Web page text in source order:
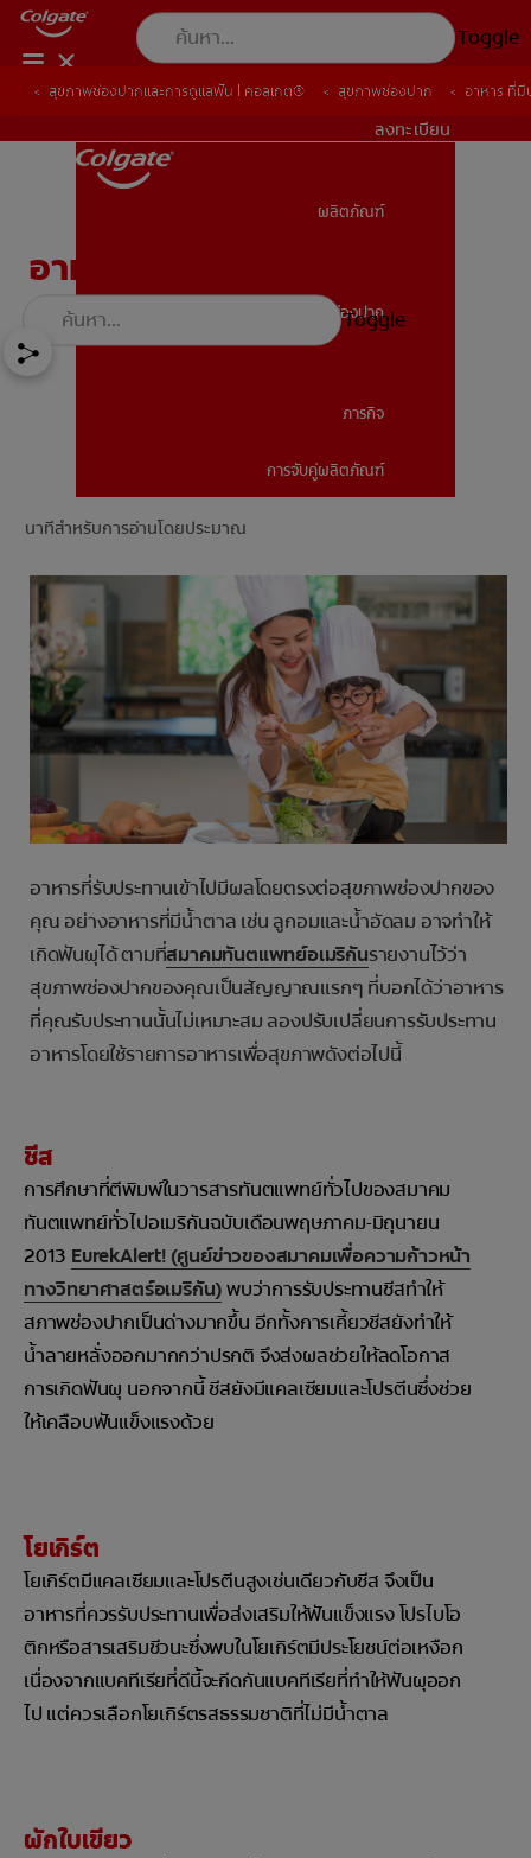
Toggle
TH (TH)
ลงทะเบียน
ลงทะเบียน
ผลิตภัณฑ์
สุขภาพช่องปาก
ภารกิจ
การจับคู่ผลิตภัณฑ์
Toggle
สุขภาพช่องปากและการดูแลฟัน | คอลเกต® สุขภาพช่องปาก อาหาร ที่
อาหาร ที่มีประโยชน์ต่อฟัน
นาทีสำหรับการอ่านโดยประมาณ
อาหารที่รับประทานเข้าไปมีผลโดยตรงต่อสุขภาพช่องปากของ
คุณ อย่างอาหารที่มีน้ำตาล เช่น ลูกอมและน้ำอัดลม อาจทำให้
เกิดฟันผุได้ ตามที่สมาคมทันตแพทย์อเมริกันรายงานไว้ว่า
สุขภาพช่องปากของคุณเป็นสัญญาณแรกๆ ที่บอกได้ว่าอาหาร
ที่คุณรับประทานนั้นไม่เหมาะสม ลองปรับเปลี่ยนการรับประทาน
อาหารโดยใช้รายการอาหารเพื่อสุขภาพดังต่อไปนี้
ชีส
การศึกษาที่ตีพิมพ์ในวารสารทันตแพทย์ทั่วไปของสมาคม
ทันตแพทย์ทั่วไปอเมริกันฉบับเดือนพฤษภาคม-มิถุนายน
2013 EurekAlert! (ศูนย์ข่าวของสมาคมเพื่อความก้าวหน้า
ทางวิทยาศาสตร์อเมริกัน)พบว่าการรับประทานชีสทำให้
สภาพช่องปากเป็นด่างมากขึ้น อีกทั้งการเคี้ยวชีสยังทำให้
น้ำลายหลั่งออกมากกว่าปรกติ จึงส่งผลช่วยให้ลดโอกาส
การเกิดฟันผุ นอกจากนี้ ชีสยังมีแคลเซียมและโปรตีนซึ่งช่วย
ให้เคลือบฟันแข็งแรงด้วย
โยเกิร์ต
โยเกิร์ตมีแคลเซียมและโปรตีนสูงเช่นเดียวกับชีส จึงเป็น
อาหารที่ควรรับประทานเพื่อส่งเสริมให้ฟันแข็งแรง โปรไบโอ
ติกหรือสารเสริมชีวนะซึ่งพบในโยเกิร์ตมีประโยชน์ต่อเหงือก
เนื่องจากแบคทีเรียที่ดีนี้จะกีดกันแบคทีเรียที่ทำให้ฟันผุออก
ไป แต่ควรเลือกโยเกิร์ตรสธรรมชาติที่ไม่มีน้ำตาล
ผักใบเขียว